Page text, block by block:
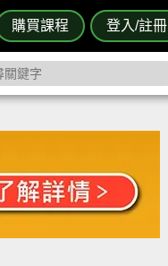
購買課程 登入/註冊